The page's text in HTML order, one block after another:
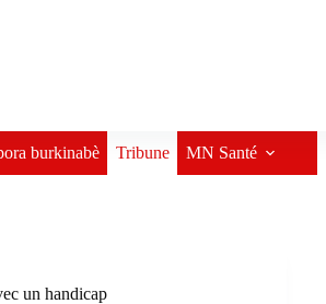
burkinabè Tribune MN Santé
un handicap